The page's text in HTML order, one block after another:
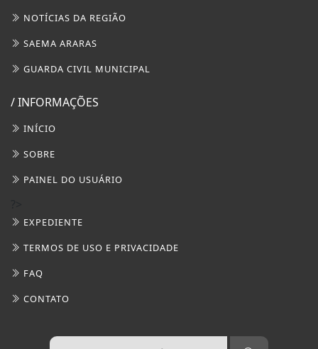
NOTÍCIAS DA REGIÃO
SAEMA ARARAS
GUARDA CIVIL MUNICIPAL
/ INFORMAÇÕES
INÍCIO
SOBRE
PAINEL DO USUÁRIO
EXPEDIENTE
TERMOS DE USO E PRIVACIDADE
FAQ
CONTATO